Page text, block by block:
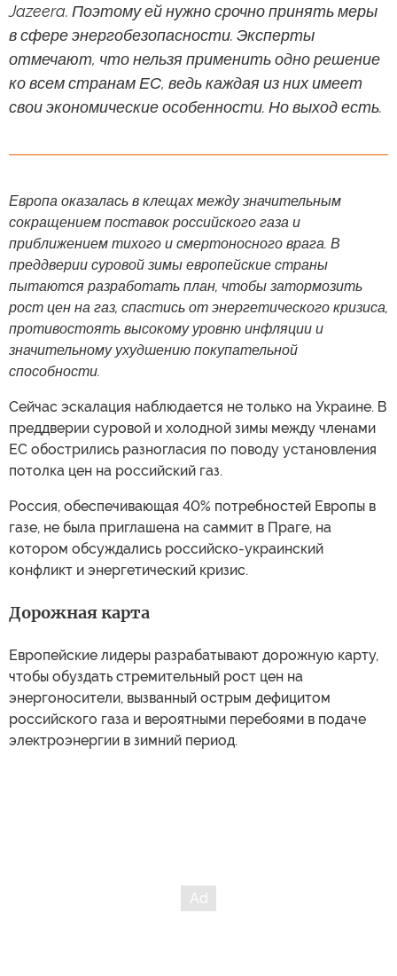
Jazeera. Поэтому ей нужно срочно принять меры
в сфере энергобезопасности. Эксперты
отмечают, что нельзя применить одно решение
ко всем странам ЕС, ведь каждая из них имеет
свои экономические особенности. Но выход есть.
Европа оказалась в клещах между значительным
сокращением поставок российского газа и
приближением тихого и смертоносного врага. В
преддверии суровой зимы европейские страны
пытаются разработать план, чтобы затормозить
рост цен на газ, спастись от энергетического кризиса,
противостоять высокому уровню инфляции и
значительному ухудшению покупательной
способности.
Сейчас эскалация наблюдается не только на Украине. В
преддверии суровой и холодной зимы между членами
ЕС обострились разногласия по поводу установления
потолка цен на российский газ.
Россия, обеспечивающая 40% потребностей Европы в
газе, не была приглашена на саммит в Праге, на
котором обсуждались российско-украинский
конфликт и энергетический кризис.
Дорожная карта
Европейские лидеры разрабатывают дорожную карту,
чтобы обуздать стремительный рост цен на
энергоносители, вызванный острым дефицитом
российского газа и вероятными перебоями в подаче
электроэнергии в зимний период.